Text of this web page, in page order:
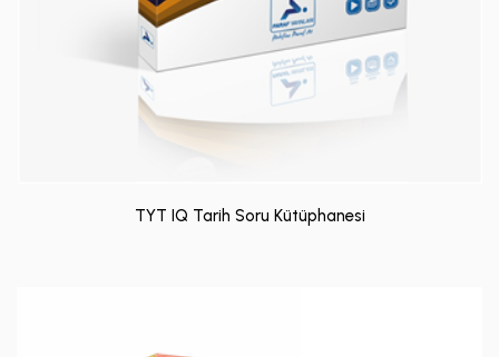
TYT IQ Tarih Soru Kütüphanesi